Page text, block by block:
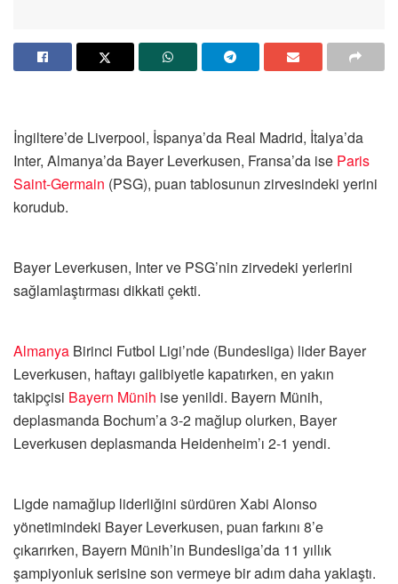
İngiltere’de Liverpool, İspanya’da Real Madrid, İtalya’da
Inter, Almanya’da Bayer Leverkusen, Fransa’da ise Paris
Saint-Germain (PSG), puan tablosunun zirvesindeki yerini
korudub.
Bayer Leverkusen, Inter ve PSG’nin zirvedeki yerlerini
sağlamlaştırması dikkati çekti.
Almanya Birinci Futbol Ligi’nde (Bundesliga) lider Bayer
Leverkusen, haftayı galibiyetle kapatırken, en yakın
takipçisi Bayern Münih ise yenildi. Bayern Münih,
deplasmanda Bochum’a 3-2 mağlup olurken, Bayer
Leverkusen deplasmanda Heidenheim’ı 2-1 yendi.
Ligde namağlup liderliğini sürdüren Xabi Alonso
yönetimindeki Bayer Leverkusen, puan farkını 8’e
çıkarırken, Bayern Münih’in Bundesliga’da 11 yıllık
şampiyonluk serisine son vermeye bir adım daha yaklaştı.